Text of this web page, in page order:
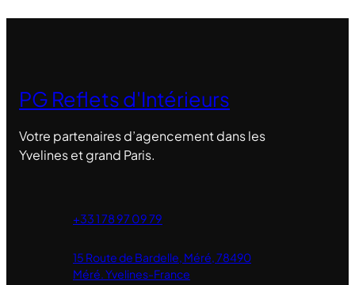
PG Reflets d'Intérieurs
Votre partenaires d’agencement dans les
Yvelines et grand Paris.
+33 178 97 09 79
15 Route de Bardelle, Méré, 78490
Méré. Yvelines-France